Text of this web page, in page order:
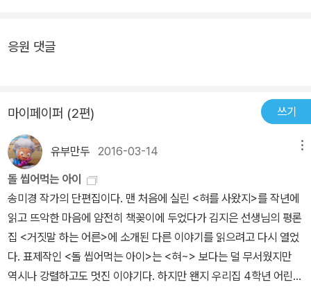
다. '시간대를 바꾼 것 뿐인데 엄마는 왜 한숨이냐'며 고개를 절래절래
것 같다. 고양이 엄마~ 당신이 얘 좀 책임져 줘. 밥은 내가 먹일게.표
제작인 『돌 씹어 먹는 아이』의 내용은 제목만큼이나 엽기적인데, 문
학작품은 작가의 손을 떠나는 순간 이미 작가의 것이 아니라 했다. 해
석의 자유는 독자들한테 있는 것이다. 아이들이 이걸 어떻게 해석할
까 상상해보니 웃음이 나온다. 설마 조약돌 하나를 입에 넣고 살짝 깨
물어 보려나?'저는 돌 씹어 먹는 아이예요.' 라고 아이가 가족 앞에서
고백했을 때, 그 다음 장면을 감동적이라고 해야 하나, 갈수록 태산이
라고 해야 하나, 블랙유머가 넘친다고 해야 하나.'나도 네게 할 말이
있다. 나는 흙 퍼 먹는 아빠야.'오 마이 갓! 그만 했으면 좋겠다. 근데
작가는 그만 하질 않는다. 너무해!가족들 몰래 얼린 못을 케첩에 찍어
찾아가는 이야기, 따뜻하고 미지근한 돌을 씹어 먹는 아이의 이야기
떨며 잘못을 빌었어. 물론 나는 그 녀석들처럼 촌스럽게 험악하게 욕
까 30 [종이집에 종이 엄마가] 미솔이는 할머니와 함께 살고 있다. 미
혼모인 미솔이 엄마가 미솔이를 친할머니 집 앞에 버리고 간 것이
다. 미솔이의 친구인 윤지의 엄마는 미솔이와 윤지에게 종이접기를
가르쳐준다. 윤지엄마를 종이집 종이엄마라 부른다. 병을 앓고 있던
윤지엄마가 죽은 후 장례를 치르고 함께 접은 종이나비를 태운다. 어
느날 자신을 버렸던 엄마가 나타나 지금 살고 있는 할머니가 친할머
니가 아니라며 친할머니에게 데려다주겠다고 한다. 미솔이는 자기가
손녀가 아닌 것을 알면서 키워 준 할머니가 버려진 화초를 돌보 듯 자
신을 돌보았다는 것을 알게된다.​ 그날 우리는 처음으로 셋이 함께 울
었다. 한참을 울고 있으니 억울한 마음은 사라졌다. 나는 우리 엄마가
응원 댓글
마이페이퍼 (2편) 쓰기
유부만두 2016-03-14
돌 씹어먹는 아이
송미경 작가의 단편집이다. 맨 처음에 실린 <혀를 사왔지>를 작년에
읽고 뜨악한 마음에 얌전히 책꽂이에 두었다가 김지은 선생님의 평론
집 <거짓말 하는 어른>에 소개된 다른 이야기를 읽으려고 다시 열었
다. 표제작인 <돌 씹어먹는 아이>는 <혀~> 보다는 덜 무서웠지만
역시나 강렬하고도 멋진 이야기다. 하지만 왠지 우리집 4학년 어린이